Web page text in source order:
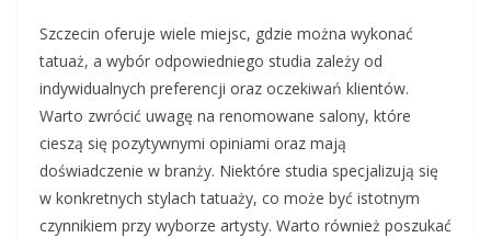
Szczecin oferuje wiele miejsc, gdzie można wykonać
tatuaż, a wybór odpowiedniego studia zależy od
indywidualnych preferencji oraz oczekiwań klientów.
Warto zwrócić uwagę na renomowane salony, które
cieszą się pozytywnymi opiniami oraz mają
doświadczenie w branży. Niektóre studia specjalizują się
w konkretnych stylach tatuaży, co może być istotnym
czynnikiem przy wyborze artysty. Warto również poszukać